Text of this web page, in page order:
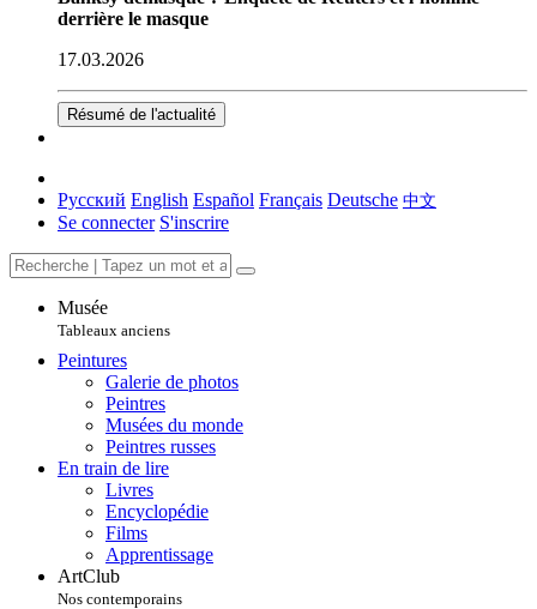
derrière le masque
17.03.2026
Résumé de l'actualité
Русский English Español Français Deutsche 中文
Se connecter S'inscrire
Musée
Tableaux anciens
Peintures
Galerie de photos
Peintres
Musées du monde
Peintres russes
En train de lire
Livres
Encyclopédie
Films
Apprentissage
ArtClub
Nos contemporains